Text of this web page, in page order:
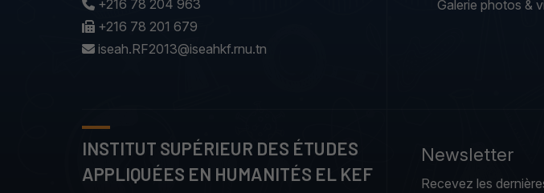
+216 78 204 963
+216 78 201 679
iseah.RF2013@iseahkf.rnu.tn
Galerie photos &
INSTITUT SUPÉRIEUR DES ÉTUDES
APPLIQUÉES EN HUMANITÉS EL KEF
Newsletter
Recevez les